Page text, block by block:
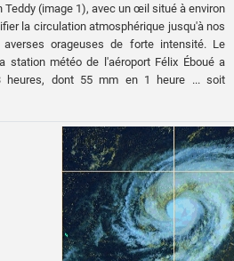
Teddy (image 1), avec un œil situé à environ
la circulation atmosphérique jusqu'à nos
orageuses de forte intensité. Le
station météo de l'aéroport Félix Éboué a
dont 55 mm en 1 heure ... soit